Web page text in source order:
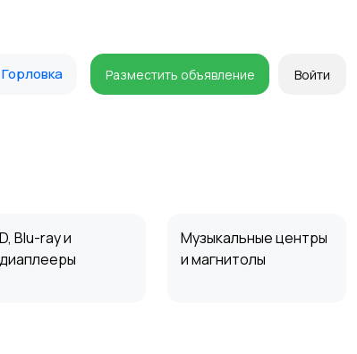
Горловка Разместить объявление Войти
Blu-ray и
Музыкальные центры
и магнитолы